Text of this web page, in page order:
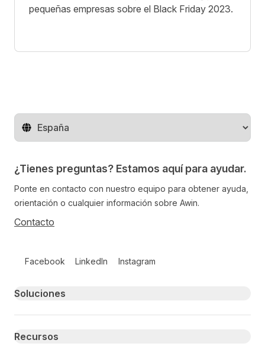
pequeñas empresas sobre el Black Friday 2023.
Cambiar de región
¿Tienes preguntas? Estamos aquí para ayudar.
Ponte en contacto con nuestro equipo para obtener ayuda,
orientación o cualquier información sobre Awin.
Contacto
Facebook LinkedIn Instagram
Primary footer navigation
Soluciones
Recursos